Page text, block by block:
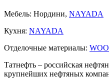
Мебель: Нордини, NAYADA
Кухня: NAYADA
Отделочные материалы:
Татнефть – российская
крупнейших нефтяных